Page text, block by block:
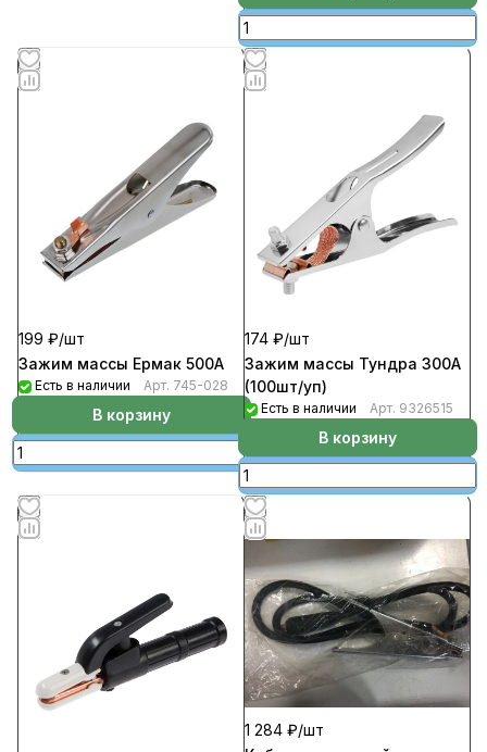
199 ₽/шт
Зажим массы Ермак 500А
Есть в наличии Арт. 745-028
В корзину
174 ₽/шт
Зажим массы Тундра 300А
(100шт/уп)
Есть в наличии Арт. 9326515
В корзину
1 284 ₽/шт